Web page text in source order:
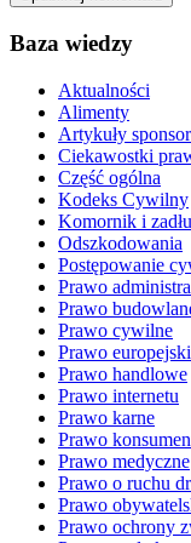
Baza wiedzy
Aktualności
Alimenty
Artykuły
Ciekawostki
Część ogólna
Kodeks Cywilny
Komornik i
Odszkodowania
Postępowanie
Prawo
Prawo
Prawo cywilne
Prawo
Prawo handlowe
Prawo internetu
Prawo karne
Prawo
Prawo medyczne
Prawo o ruchu
Prawo
Prawo ochrony